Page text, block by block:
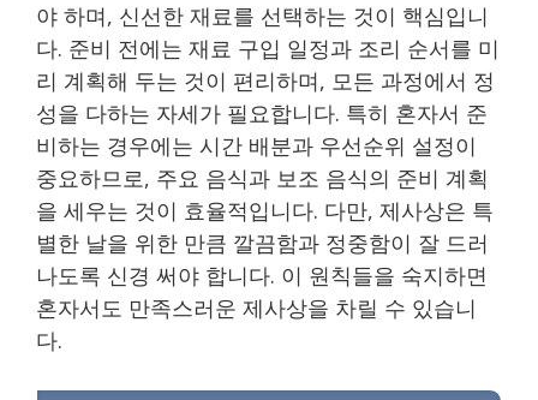
야 하며, 신선한 재료를 선택하는 것이 핵심입니
다. 준비 전에는 재료 구입 일정과 조리 순서를 미
리 계획해 두는 것이 편리하며, 모든 과정에서 정
성을 다하는 자세가 필요합니다. 특히 혼자서 준
비하는 경우에는 시간 배분과 우선순위 설정이
중요하므로, 주요 음식과 보조 음식의 준비 계획
을 세우는 것이 효율적입니다. 다만, 제사상은 특
별한 날을 위한 만큼 깔끔함과 정중함이 잘 드러
나도록 신경 써야 합니다. 이 원칙들을 숙지하면
혼자서도 만족스러운 제사상을 차릴 수 있습니
다.